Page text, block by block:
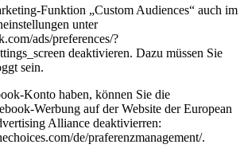
Funktion „Custom Audiences“ auch im
unter
ads/preferences/?
deaktivieren. Dazu müssen Sie
sein.
Konto haben, können Sie die
Werbung auf der Website der European
Alliance deaktivierren:
de/praferenzmanagement/.